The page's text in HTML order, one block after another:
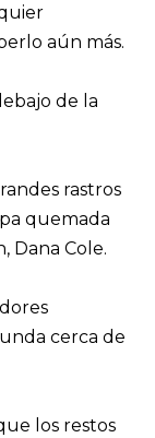
aún más.
de la
rastros
quemada
Dana Cole.
cerca de
los restos